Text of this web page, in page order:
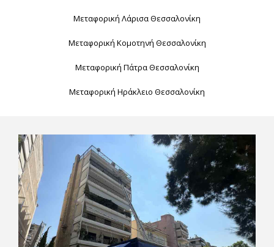
Μεταφορική Λάρισα Θεσσαλονίκη
Μεταφορική Κομοτηνή Θεσσαλονίκη
Μεταφορική Πάτρα Θεσσαλονίκη
Μεταφορική Ηράκλειο Θεσσαλονίκη